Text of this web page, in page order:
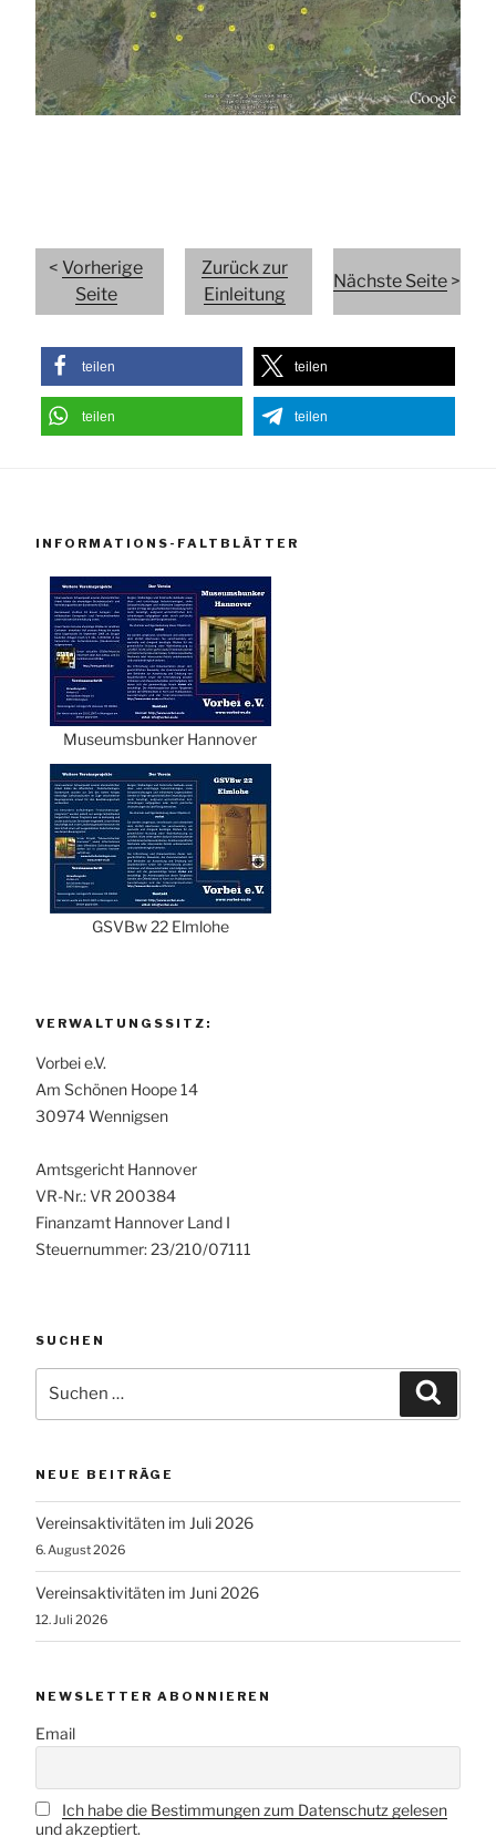
<Vorherige
Seite
Zurück zur
Einleitung
Nächste Seite >
teilen teilen
teilen teilen
INFORMATIONS-FALTBLÄTTER
Museumsbunker Hannover
GSVBw 22 Elmlohe
VERWALTUNGSSITZ:
Vorbei e.V.
Am Schönen Hoope 14
30974 Wennigsen
Amtsgericht Hannover
VR-Nr.: VR 200384
Finanzamt Hannover Land I
Steuernummer: 23/210/07111
SUCHEN
nach:
NEUE BEITRÄGE
Vereinsaktivitäten im Juli 2026
6. August 2026
Vereinsaktivitäten im Juni 2026
12. Juli 2026
NEWSLETTER ABONNIEREN
Email
Ich habe die Bestimmungen zum Datenschutz gelesen
und akzeptiert.